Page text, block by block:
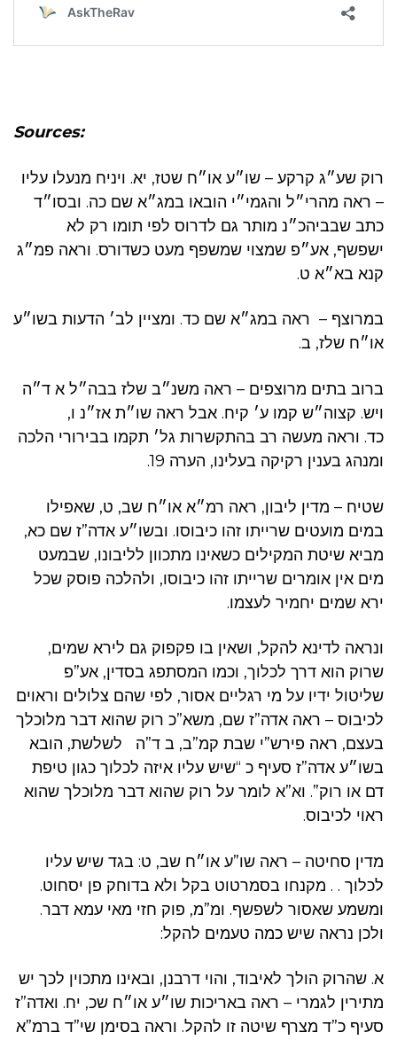
Sources:
רוק שע״ג קרקע – שו״ע או״ח שטז, יא. ויניח מנעלו עליו
– ראה מהרי״ל והגמי״י הובאו במג״א שם כה. ובסו״ד
כתב שבביהכ״נ מותר גם לדרוס לפי תומו רק לא
ישפשף, אע״פ שמצוי שמשפף מעט כשדורס. וראה פמ״ג
קנא בא״א ט.
במרוצף – ראה במג״א שם כד. ומציין לב׳ הדעות בשו״ע
או״ח שלז, ב.
ברוב בתים מרוצפים – ראה משנ״ב שלז בבה״ל א ד״ה
ויש. קצוה״ש קמו ע׳ קיח. אבל ראה שו״ת אז״נ ו,
כד. וראה מעשה רב בהתקשרות גל׳ תקמו בבירורי הלכה
ומנהג בענין רקיקה בעלינו, הערה 19.
שטיח – מדין ליבון, ראה רמ״א או״ח שב, ט, שאפילו
במים מועטים שרייתו זהו כיבוסו. ובשו״ע אדה”ז שם כא,
מביא שיטת המקילים כשאינו מתכוון לליבונו, שבמעט
מים אין אומרים שרייתו זהו כיבוסו, ולהלכה פוסק שכל
ירא שמים יחמיר לעצמו.
ונראה לדינא להקל, ושאין בו פקפוק גם לירא שמים,
שרוק הוא דרך לכלוך, וכמו המסתפג בסדין, אע”פ
שליטול ידיו על מי רגליים אסור, לפי שהם צלולים וראוים
לכיבוס – ראה אדה”ז שם, משא”כ רוק שהוא דבר מלוכלך
בעצם, ראה פירש”י שבת קמ”ב, ב ד”ה לשלשת, הובא
בשו״ע אדה”ז סעיף כ “שיש עליו איזה לכלוך כגון טיפת
דם או רוק”. וא”א לומר על רוק שהוא דבר מלוכלך שהוא
ראוי לכיבוס.
מדין סחיטה – ראה שו”ע או״ח שב, ט: בגד שיש עליו
לכלוך . . מקנחו בסמרטוט בקל ולא בדוחק פן יסחוט.
ומשמע שאסור לשפשף. ומ”מ, פוק חזי מאי עמא דבר.
ולכן נראה שיש כמה טעמים להקל:
א. שהרוק הולך לאיבוד, והוי דרבנן, ובאינו מתכוין לכך יש
מתירין לגמרי – ראה באריכות שו״ע או״ח שכ, יח. ואדה”ז
סעיף כ”ד מצרף שיטה זו להקל. וראה בסימן שי”ד ברמ”א